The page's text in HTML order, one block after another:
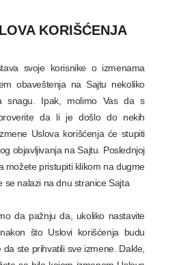
KORIŠĆENJA
svoje korisnike o izmenama
obaveštenja na Sajtu nekoliko
snagu. Ipak, molimo Vas da s
da li je došlo do nekih
Uslova korišćenja će stupiti
objavljivanja na Sajtu. Poslednjoj
možete pristupiti klikom na dugme
se nalazi na dnu stranice Sajta
da pažnju da, ukoliko nastavite
što Uslovi korišćenja budu
ste prihvatili sve izmene. Dakle,